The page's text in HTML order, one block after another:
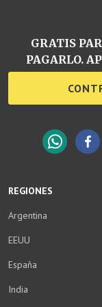
REGIONES
Argentina
EEUU
España
India
GRATIS
PAGARLO.